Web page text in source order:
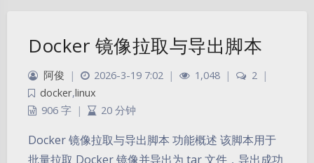
Docker 镜像拉取与导出脚本
阿俊 | 2026-3-19 7:02 | 1,048 | 2 |
docker,linux
906 字 | 20 分钟
Docker 镜像拉取与导出脚本 功能概述 该脚本用于
批量拉取 Docker 镜像并导出为 tar 文件，导出成功